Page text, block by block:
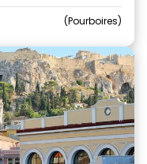
Pourboires